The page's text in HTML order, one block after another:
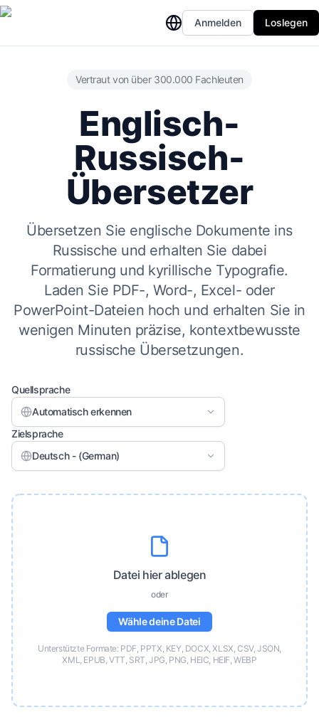
Anmelden Loslegen
Vertraut von über 300.000 Fachleuten
Englisch-
Russisch-
Übersetzer
Übersetzen Sie englische Dokumente ins
Russische und erhalten Sie dabei
Formatierung und kyrillische Typografie.
Laden Sie PDF-, Word-, Excel- oder
PowerPoint-Dateien hoch und erhalten Sie in
wenigen Minuten präzise, kontextbewusste
russische Übersetzungen.
Quellsprache
Automatisch erkennen
Zielsprache
Deutsch - (German)
Datei hier ablegen
oder
Wähle deine Datei
Unterstützte Formate: PDF, PPTX, KEY, DOCX, XLSX, CSV, JSON,
XML, EPUB, VTT, SRT, JPG, PNG, HEIC, HEIF, WEBP